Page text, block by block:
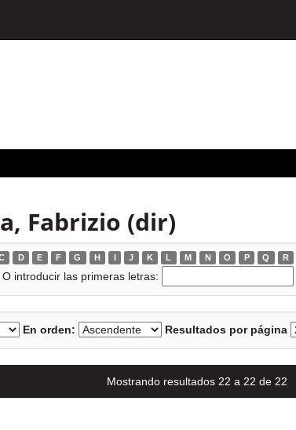
Fabrizio (dir)
D E F G H I J K L M N O P Q R
O introducir las primeras letras:
En orden: Resultados por página
Mostrando resultados 22 a 22 de 22